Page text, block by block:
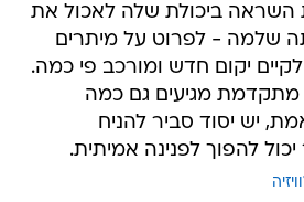
השראה ביכולת שלה לאכול את
שלמה - לפרוט על מיתרים
יקום חדש ומורכב פי כמה.
מגיעים גם כמה
יש יסוד סביר להניח
להפוך לפנינה אמיתית.